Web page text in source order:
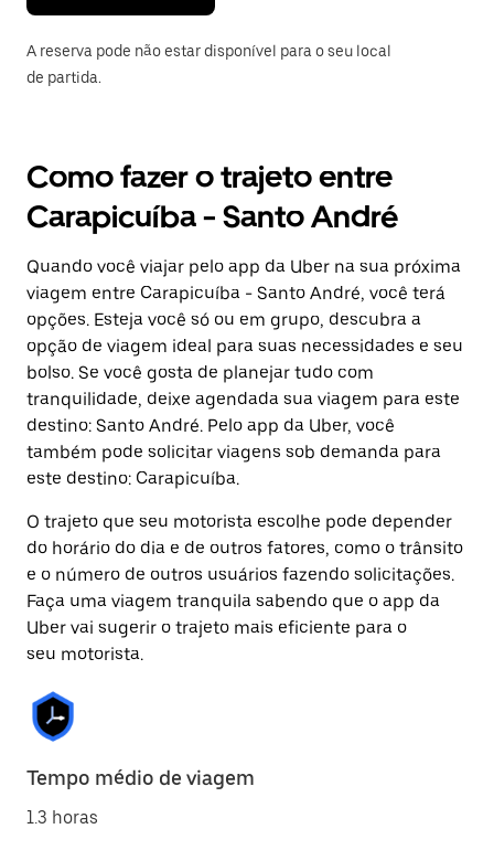
A reserva pode não estar disponível para o seu local
de partida.
Como fazer o trajeto entre
Carapicuíba - Santo André
Quando você viajar pelo app da Uber na sua próxima
viagem entre Carapicuíba - Santo André, você terá
opções. Esteja você só ou em grupo, descubra a
opção de viagem ideal para suas necessidades e seu
bolso. Se você gosta de planejar tudo com
tranquilidade, deixe agendada sua viagem para este
destino: Santo André. Pelo app da Uber, você
também pode solicitar viagens sob demanda para
este destino: Carapicuíba.
O trajeto que seu motorista escolhe pode depender
do horário do dia e de outros fatores, como o trânsito
e o número de outros usuários fazendo solicitações.
Faça uma viagem tranquila sabendo que o app da
Uber vai sugerir o trajeto mais eficiente para o
seu motorista.
Tempo médio de viagem
1.3 horas